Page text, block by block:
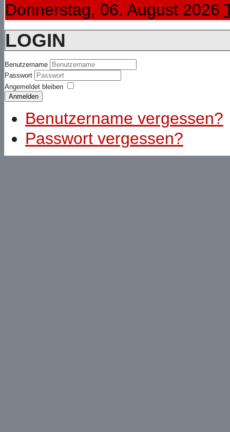
Donnerstag, 06. August 2026
LOGIN
Benutzername
Passwort
Angemeldet bleiben
Anmelden
Benutzername vergessen?
Passwort vergessen?